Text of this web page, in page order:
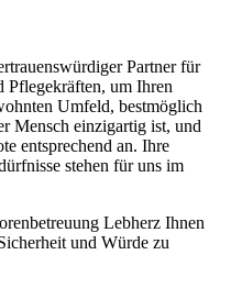
Partner für
Pflegekräften, um Ihren
Umfeld, bestmöglich
Mensch einzigartig ist, und
entsprechend an. Ihre
stehen für uns im
Lebherz Ihnen
und Würde zu